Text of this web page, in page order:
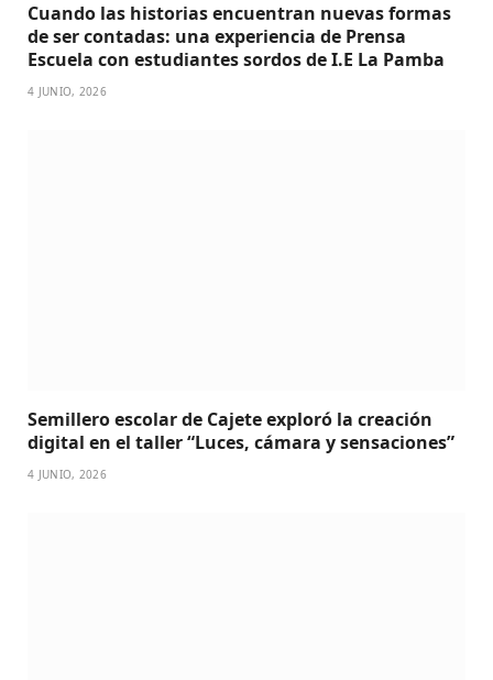
Cuando las historias encuentran nuevas formas
de ser contadas: una experiencia de Prensa
Escuela con estudiantes sordos de I.E La Pamba
4 JUNIO, 2026
Semillero escolar de Cajete exploró la creación
digital en el taller “Luces, cámara y sensaciones”
4 JUNIO, 2026